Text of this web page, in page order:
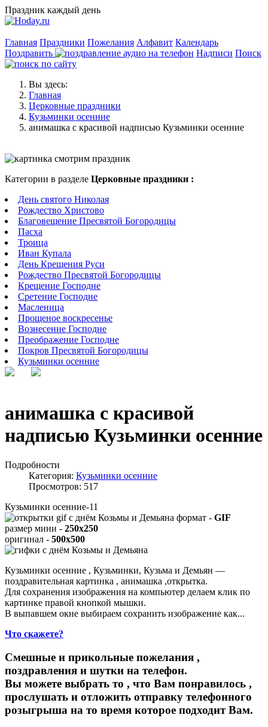
Праздник каждый день
Главная Праздники Пожелания Алфавит Календарь
Поздравить
Надписи Поиск
Вы здесь:
Главная
Церковные праздники
Кузьминки осенние
анимашка с красивой надписью Кузьминки осенние
Категории в разделе Церковные праздники :
День святого Николая
Рождество Христово
Благовещение Пресвятой Богородицы
Пасха
Троица
Иван Купала
День Крещения Руси
Рождество Пресвятой Богородицы
Крещение Господне
Сретение Господне
Масленица
Прощеное воскресенье
Вознесение Господне
Преображение Господне
Покров Пресвятой Богородицы
Кузьминки осенние
анимашка с красивой
надписью Кузьминки осенние
Подробности
Категория: Кузьминки осенние
Просмотров: 517
Кузьминки осенние-11
формат - GIF
размер мини - 250x250
оригинал - 500x500
Кузьминки осенние , Кузьминки, Кузьма и Демьян —
поздравительная картинка , анимашка ,открытка.
Для сохранения изображения на компьютер делаем клик по
картинке правой кнопкой мышки.
В выпавшем окне выбираем сохранить изображение как...
Что скажете?
Смешные и прикольные пожелания ,
поздравления и шутки на телефон.
Вы можете выбрать то , что Вам понравилось ,
прослушать и отложить отправку телефонного
розыгрыша на то время которое подходит Вам.